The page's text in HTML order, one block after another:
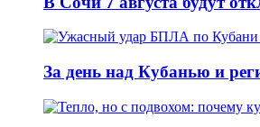
За день над Кубанью и